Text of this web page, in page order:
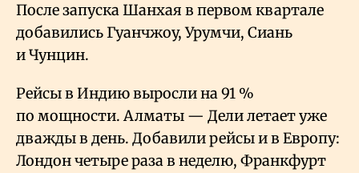
После запуска Шанхая в первом квартале
добавились Гуанчжоу, Урумчи, Сиань
и Чунцин.
Рейсы в Индию выросли на 91 %
по мощности. Алматы — Дели летает уже
дважды в день. Добавили рейсы и в Европу:
Лондон четыре раза в неделю, Франкфурт